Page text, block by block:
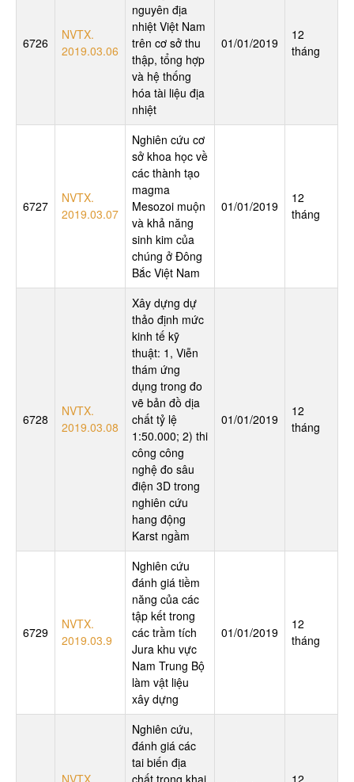
6726
NVTX.
2019.03.06
nguyên địa
nhiệt Việt Nam
trên cơ sở thu
thập, tổng hợp
và hệ thống
hóa tài liệu địa
nhiệt
01/01/2019
12
tháng
6727
NVTX.
2019.03.07
Nghiên cứu cơ
sở khoa học về
các thành tạo
magma
Mesozoi muộn
và khả năng
sinh kim của
chúng ở Đông
Bắc Việt Nam
01/01/2019
12
tháng
6728
NVTX.
2019.03.08
Xây dựng dự
thảo định mức
kinh tế kỹ
thuật: 1, Viễn
thám ứng
dụng trong đo
vẽ bản đồ dịa
chất tỷ lệ
1:50.000; 2) thi
công công
nghệ đo sâu
điện 3D trong
nghiên cứu
hang động
Karst ngầm
01/01/2019
12
tháng
6729
NVTX.
2019.03.9
Nghiên cứu
đánh giá tiềm
năng của các
tập kết trong
các trầm tích
Jura khu vực
Nam Trung Bộ
làm vật liệu
xây dựng
01/01/2019
12
tháng
NVTX.
Nghiên cứu,
đánh giá các
tai biến địa
chất trong khai
12